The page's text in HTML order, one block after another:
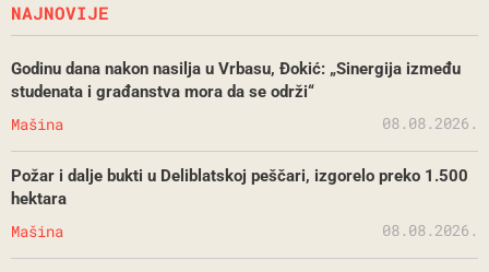
NAJNOVIJE
Godinu dana nakon nasilja u Vrbasu, Đokić: „Sinergija između
studenata i građanstva mora da se održi“
Mašina 08.08.2026.
Požar i dalje bukti u Deliblatskoj peščari, izgorelo preko 1.500
hektara
Mašina 08.08.2026.